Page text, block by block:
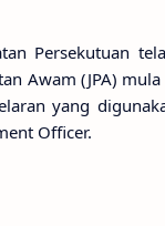
Persekutuan
Awam (JPA)
yang
Officer.